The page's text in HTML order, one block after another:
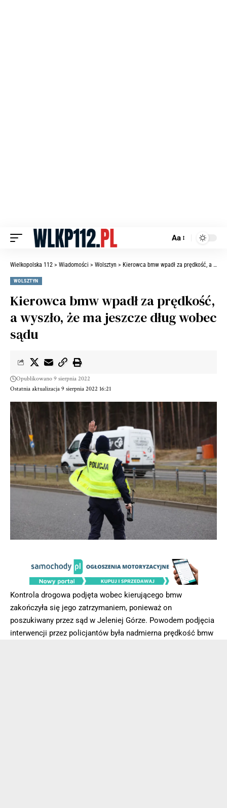
Aa
Wielkopolska 112 > Wiadomości > Wolsztyn > Kierowca bmw wpadł za prędkość, a wyszło, że ma jeszcze dług wobec sądu
WOLSZTYN
Kierowca bmw wpadł za prędkość,
a wyszło, że ma jeszcze dług wobec
sądu
Ostatnia aktualizacja 9 sierpnia 2022 16:21
Opublikowano 9 sierpnia 2022
Kontrola drogowa podjęta wobec kierującego bmw
zakończyła się jego zatrzymaniem, ponieważ on
poszukiwany przez sąd w Jeleniej Górze. Powodem podjęcia
interwencji przez policjantów była nadmierna prędkość bmw